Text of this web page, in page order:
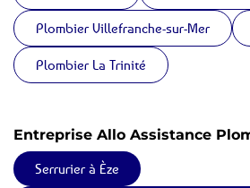
Plombier Villefranche-sur-Mer
Plombier La Trinité
Entreprise Allo Assistance
Serrurier à Èze